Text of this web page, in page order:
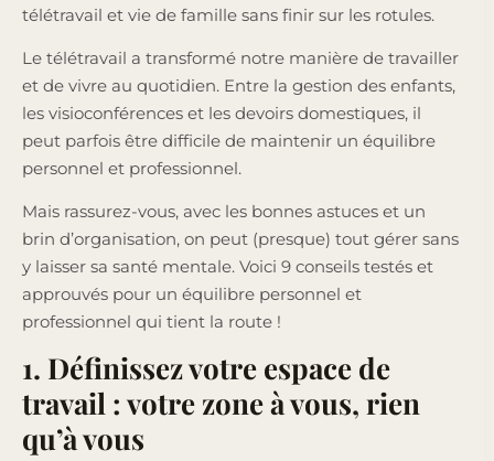
télétravail et vie de famille sans finir sur les rotules.
Le télétravail a transformé notre manière de travailler
et de vivre au quotidien. Entre la gestion des enfants,
les visioconférences et les devoirs domestiques, il
peut parfois être difficile de maintenir un équilibre
personnel et professionnel.
Mais rassurez-vous, avec les bonnes astuces et un
brin d’organisation, on peut (presque) tout gérer sans
y laisser sa santé mentale. Voici 9 conseils testés et
approuvés pour un équilibre personnel et
professionnel qui tient la route !
1. Définissez votre espace de
travail : votre zone à vous, rien
qu’à vous